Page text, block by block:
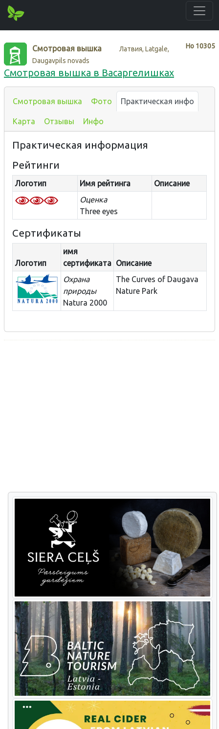
Нo 10305
Смотровая вышка
Латвия, Latgale,
Daugavpils novads
Смотровая вышка в Васаргелишках
Смотровая вышка Фото Практическая инфо
Карта Отзывы Инфо
Практическая информация
Рейтинги
Логотип Имя рейтинга
Описание
Оценка
Three eyes
Сертификаты
Логотип
имя
сертификата Описание
Охрана
природы
Natura 2000
The Curves of Daugava
Nature Park